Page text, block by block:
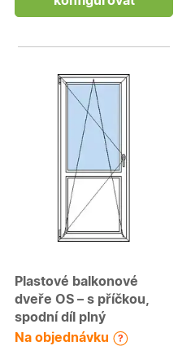
Plastové balkonové
dveře OS – s příčkou,
spodní díl plný
Na objednávku